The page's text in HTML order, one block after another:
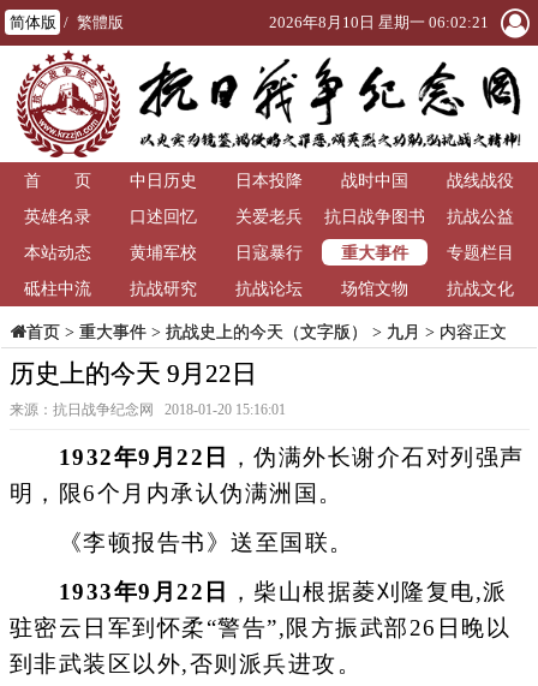
简体版 / 繁體版 2026年8月10日 星期一 06:02:22
首 页 中日历史 日本投降 战时中国
战线战役
英雄名录
口述回忆 关爱老兵
抗日战争图书
馆
抗战公益
本站动态
黄埔军校 日寇暴行 重大事件
专题栏目
砥柱中流
抗战研究 抗战论坛 场馆文物 抗战文化
首页> 重大事件> 抗战史上的今天（文字版） > 九月 > 内容正文
历史上的今天 9月22日
来源：抗日战争纪念网 2018-01-20 15:16:01
1932年9月22日
，伪满外长谢介石对列强声
明，限6个月内承认伪满洲国。
《李顿报告书》送至国联。
1933年9月22日
，柴山根据菱刈隆复电,派
驻密云日军到怀柔“警告”,限方振武部26日晚以
到非武装区以外,否则派兵进攻。